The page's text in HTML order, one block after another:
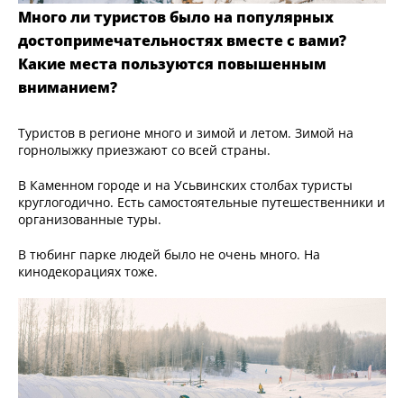
Много ли туристов было на популярных
достопримечательностях вместе с вами?
Какие места пользуются повышенным
вниманием?
Туристов в регионе много и зимой и летом. Зимой на
горнолыжку приезжают со всей страны.
В Каменном городе и на Усьвинских столбах туристы
круглогодично. Есть самостоятельные путешественники и
организованные туры.
В тюбинг парке людей было не очень много. На
кинодекорациях тоже.